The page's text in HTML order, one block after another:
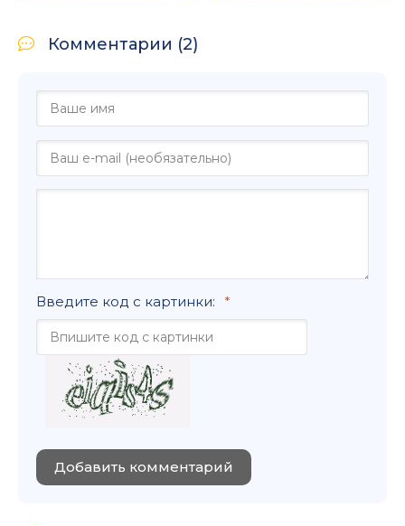
Комментарии (2)
Введите код с картинки:
Добавить комментарий